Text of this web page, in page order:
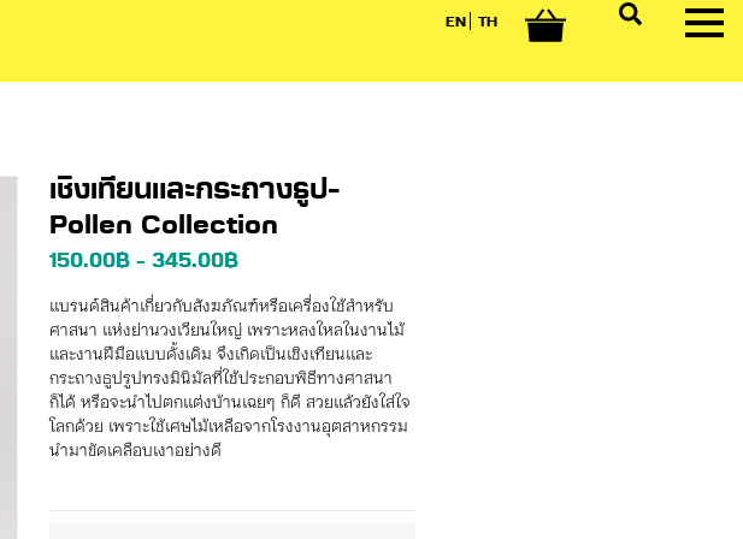
EN TH
เชิงเทียนและกระถางธูป-
Pollen Collection
150.00฿– 345.00฿
แบรนด์สินค้าเกี่ยวกับสังฆภัณฑ์หรือเครื่องใช้สำหรับ
ศาสนา แห่งย่านวงเวียนใหญ่ เพราะหลงใหลในงานไม้
และงานฝีมือแบบดั้งเดิม จึงเกิดเป็นเชิงเทียนและ
กระถางธูปรูปทรงมินิมัลที่ใช้ประกอบพิธีทางศาสนา
ก็ได้ หรือจะนำไปตกแต่งบ้านเฉยๆ ก็ดี สวยแล้วยังใส่ใจ
โลกด้วย เพราะใช้เศษไม้เหลือจากโรงงานอุตสาหกรรม
นำมาขัดเคลือบเงาอย่างดี